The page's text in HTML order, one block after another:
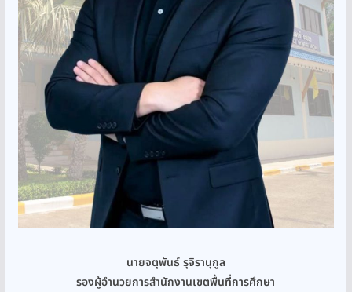
นายจตุพันธ์ รุจิรานุกูล
รองผู้อำนวยการสำนักงานเขตพื้นที่การศึกษา